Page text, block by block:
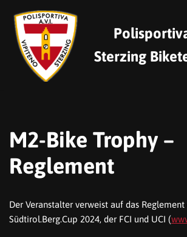
Zum
Inhalt
springen
Sterzing
M2-Bike Trophy –
Reglement
Der Veranstalter verweist auf das Reglement
Südtirol.Berg.Cup 2024, der FCI und UCI (